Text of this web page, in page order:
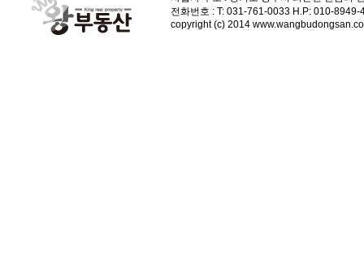
전화번호 : T: 031-761-0033 H.P: 010-
copyright (c) 2014